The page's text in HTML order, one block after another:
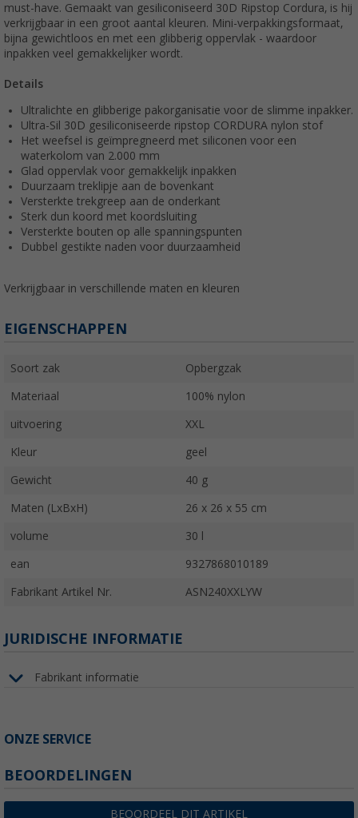
must-have. Gemaakt van gesiliconiseerd 30D Ripstop Cordura, is hij
verkrijgbaar in een groot aantal kleuren. Mini-verpakkingsformaat,
bijna gewichtloos en met een glibberig oppervlak - waardoor
inpakken veel gemakkelijker wordt.
Details
Ultralichte en glibberige pakorganisatie voor de slimme inpakker.
Ultra-Sil 30D gesiliconiseerde ripstop CORDURA nylon stof
Het weefsel is geïmpregneerd met siliconen voor een
waterkolom van 2.000 mm
Glad oppervlak voor gemakkelijk inpakken
Duurzaam treklipje aan de bovenkant
Versterkte trekgreep aan de onderkant
Sterk dun koord met koordsluiting
Versterkte bouten op alle spanningspunten
Dubbel gestikte naden voor duurzaamheid
Verkrijgbaar in verschillende maten en kleuren
EIGENSCHAPPEN
Soort zak Opbergzak
Materiaal 100% nylon
uitvoering XXL
Kleur geel
Gewicht 40 g
Maten (LxBxH) 26 x 26 x 55 cm
volume 30 l
ean 9327868010189
Fabrikant Artikel Nr. ASN240XXLYW
JURIDISCHE INFORMATIE
Fabrikant informatie
ONZE SERVICE
BEOORDELINGEN
BEOORDEEL DIT ARTIKEL